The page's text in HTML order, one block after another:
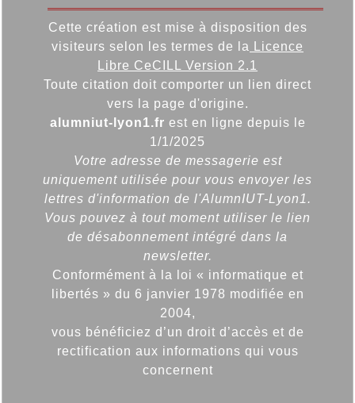
Cette création est mise à disposition des
visiteurs selon les termes de la
Licence
Libre CeCILL Version 2.1
Toute citation doit comporter un lien direct
vers la page d'origine.
alumniut-lyon1.fr est en ligne depuis le
1/1/2025
Votre adresse de messagerie est
uniquement utilisée pour vous envoyer les
lettres d'information de l'AlumnIUT-Lyon1.
Vous pouvez à tout moment utiliser le lien
de désabonnement intégré dans la
newsletter.
Conformément à la loi « informatique et
libertés » du 6 janvier 1978 modifiée en
2004,
vous bénéficiez d’un droit d’accès et de
rectification aux informations qui vous
concernent